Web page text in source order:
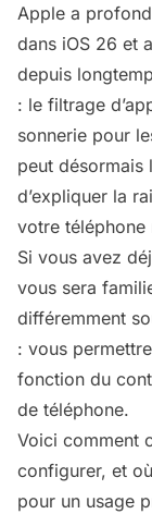
Apple a
dans iOS 26 et
depuis
: le filtrage
sonnerie pour
peut désormais
d’expliquer la
votre téléphone
Si vous avez
vous sera
différemment
: vous
fonction du
de téléphone.
Voici comment
configurer, et
pour un usage